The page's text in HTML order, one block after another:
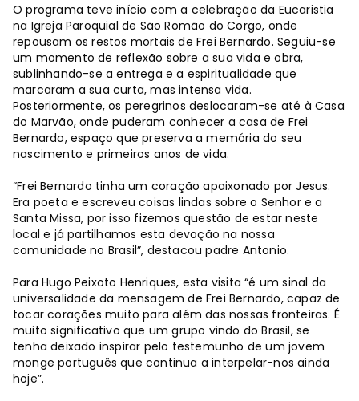
O programa teve início com a celebração da Eucaristia
na Igreja Paroquial de São Romão do Corgo, onde
repousam os restos mortais de Frei Bernardo. Seguiu-se
um momento de reflexão sobre a sua vida e obra,
sublinhando-se a entrega e a espiritualidade que
marcaram a sua curta, mas intensa vida.
Posteriormente, os peregrinos deslocaram-se até à Casa
do Marvão, onde puderam conhecer a casa de Frei
Bernardo, espaço que preserva a memória do seu
nascimento e primeiros anos de vida.
“Frei Bernardo tinha um coração apaixonado por Jesus.
Era poeta e escreveu coisas lindas sobre o Senhor e a
Santa Missa, por isso fizemos questão de estar neste
local e já partilhamos esta devoção na nossa
comunidade no Brasil”, destacou padre Antonio.
Para Hugo Peixoto Henriques, esta visita “é um sinal da
universalidade da mensagem de Frei Bernardo, capaz de
tocar corações muito para além das nossas fronteiras. É
muito significativo que um grupo vindo do Brasil, se
tenha deixado inspirar pelo testemunho de um jovem
monge português que continua a interpelar-nos ainda
hoje”.